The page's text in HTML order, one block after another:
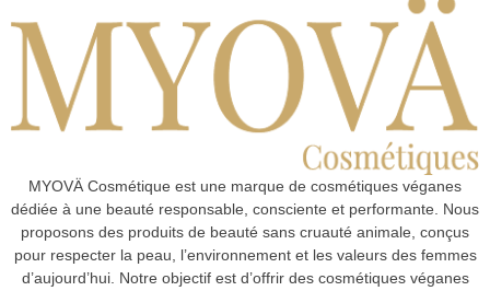
MYOVÄ Cosmétique est une marque de cosmétiques véganes
dédiée à une beauté responsable, consciente et performante. Nous
proposons des produits de beauté sans cruauté animale, conçus
pour respecter la peau, l’environnement et les valeurs des femmes
d’aujourd’hui. Notre objectif est d’offrir des cosmétiques véganes